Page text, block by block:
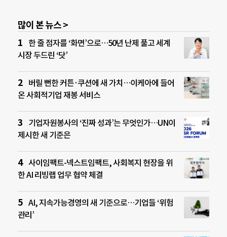
많이 본 뉴스 >
한 줄 점자를 ‘화면’으로…50년 난제 풀고 세계
시장 두드린 ‘닷’
버릴 뻔한 커튼·쿠션에 새 가치…이케아에 들어
온 사회적기업 재봉 서비스
기업자원봉사의 ‘진짜 성과’는 무엇인가…UN이
제시한 새 기준은
사이임팩트-넥스트임팩트, 사회복지 현장을 위
한 AI 리빙랩 업무 협약 체결
AI, 지속가능경영의 새 기준으로…기업들 ‘위험
관리’